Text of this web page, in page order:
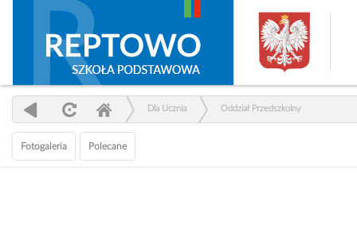
Dla Ucznia Oddział Przedszkolny
Fotogaleria Polecane